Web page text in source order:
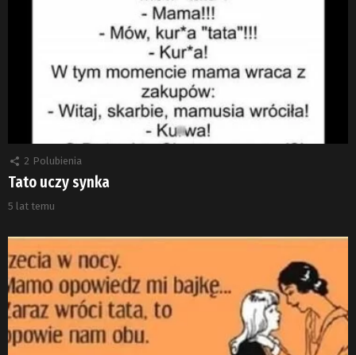
2 Polubienia
Tato uczy synka
5 lat temu